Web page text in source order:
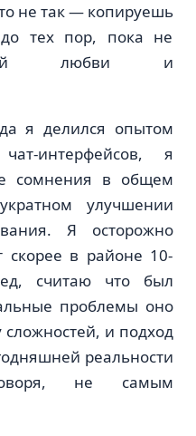
не так — копируешь
тех пор, пока не
любви и
я делился опытом
интерфейсов, я
сомнения в общем
улучшении
Я осторожно
скорее в районе 10-
считаю что был
проблемы оно
и подход
реальности
не самым